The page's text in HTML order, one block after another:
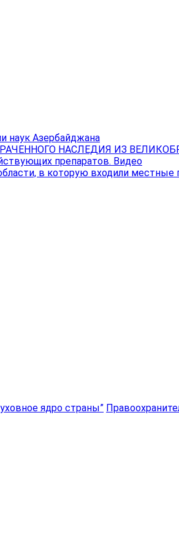
наук Азербайджана
НАСЛЕДИЯ ИЗ
препаратов. Видео
в которую входили местные
ядро страны”